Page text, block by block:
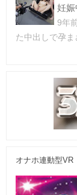
妊娠
9年
た中出しで孕ま
オナホ連動型VR